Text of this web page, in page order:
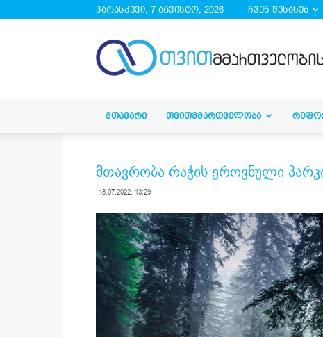
პარასკევი, 7 აგვისტო, 2026 ჩვენ შესახებ
ᲛᲗᲐᲕᲐᲠᲘ ᲗᲕᲘᲗᲛᲛᲐᲠᲗᲕᲔᲚᲝᲑᲐ
მთავრობა რაჭის ეროვნული
18.07.2022. 13:29